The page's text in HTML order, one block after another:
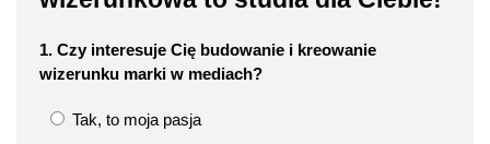
1. Czy interesuje Cię budowanie i kreowanie
wizerunku marki w mediach?
Tak, to moja pasja